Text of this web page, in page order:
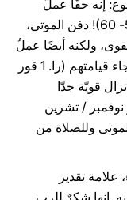
إنه حقّا عملُ
رحمةٍ وقد قام به بشجاعة (را. متى 27، 57- 60)! دفن الموتى،
ولكنه أيضًا عملُ
إيمانٍ كبير. نضع جثمان أحبائنا في القبر برجاء قيامتهم (را. 1 قور
تزال قويّة جدّا
/ تشرين
وللصلاة من
تقدير
به. إنها شكرٌ للرب